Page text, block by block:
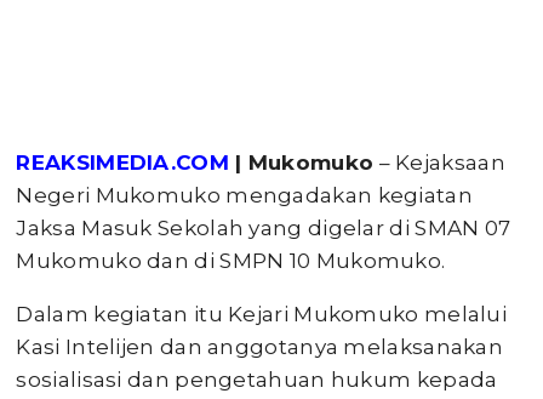
REAKSIMEDIA.COM | Mukomuko – Kejaksaan
Negeri Mukomuko mengadakan kegiatan
Jaksa Masuk Sekolah yang digelar di SMAN 07
Mukomuko dan di SMPN 10 Mukomuko.
Dalam kegiatan itu Kejari Mukomuko melalui
Kasi Intelijen dan anggotanya melaksanakan
sosialisasi dan pengetahuan hukum kepada